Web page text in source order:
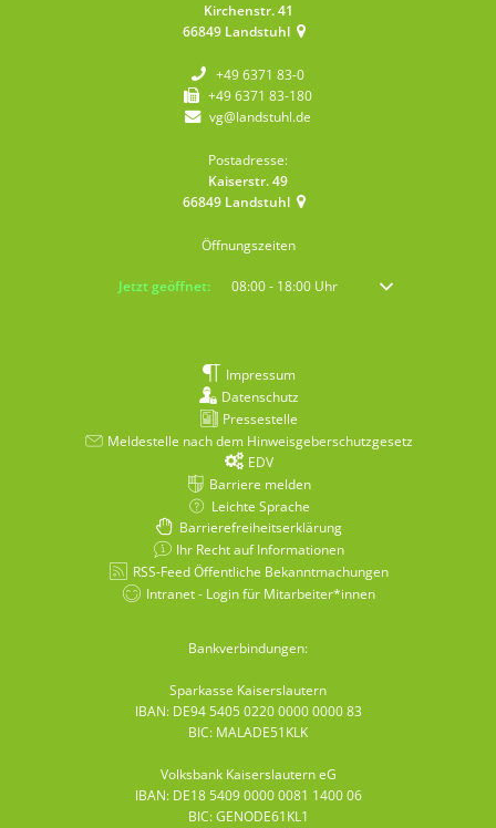
Kirchenstr. 41
66849 Landstuhl
+49 6371 83-0
+49 6371 83-180
vg@landstuhl.de
Postadresse:
Kaiserstr. 49
66849 Landstuhl
Öffnungszeiten
Klicken, um weitere Öffnungs- oder Schließzeiten auszublenden
Jetzt geöffnet: 08:00- 18:00Uhr Von 08:00 bis 18:00
Impressum
Datenschutz
Pressestelle
Meldestelle nach dem Hinweisgeberschutzgesetz
EDV
Barriere melden
Leichte Sprache
Barrierefreiheitserklärung
Ihr Recht auf Informationen
RSS-Feed Öffentliche Bekanntmachungen
Intranet - Login für Mitarbeiter*innen
Bankverbindungen:
Sparkasse Kaiserslautern
IBAN: DE94 5405 0220 0000 0000 83
BIC: MALADE51KLK
Volksbank Kaiserslautern eG
IBAN: DE18 5409 0000 0081 1400 06
BIC: GENODE61KL1